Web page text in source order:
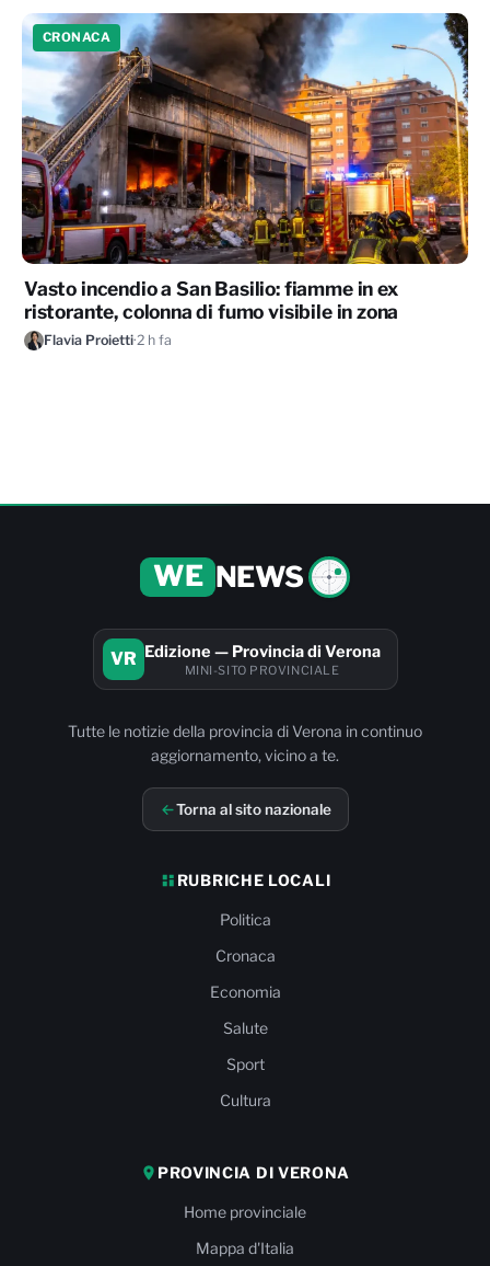
CRONACA
Vasto incendio a San Basilio: fiamme in ex
ristorante, colonna di fumo visibile in zona
Flavia Proietti·2 h fa
WE NEWS
VR Edizione — Provincia di Verona
MINI-SITO PROVINCIALE
Tutte le notizie della provincia di Verona in continuo
aggiornamento, vicino a te.
Torna al sito nazionale
RUBRICHE LOCALI
Politica
Cronaca
Economia
Salute
Sport
Cultura
PROVINCIA DI VERONA
Home provinciale
Mappa d'Italia